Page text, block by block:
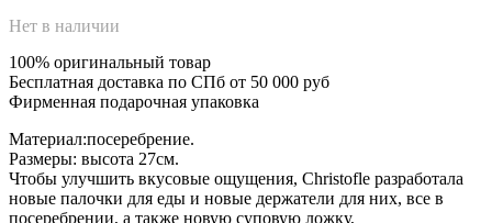
Нет в наличии
100% оригинальный товар
Бесплатная доставка по СПб от 50 000 руб
Фирменная подарочная упаковка
Материал:посеребрение.
Размеры: высота 27см.
Чтобы улучшить вкусовые ощущения, Christofle разработала
новые палочки для еды и новые держатели для них, все в
посеребрении, а также новую суповую ложку,